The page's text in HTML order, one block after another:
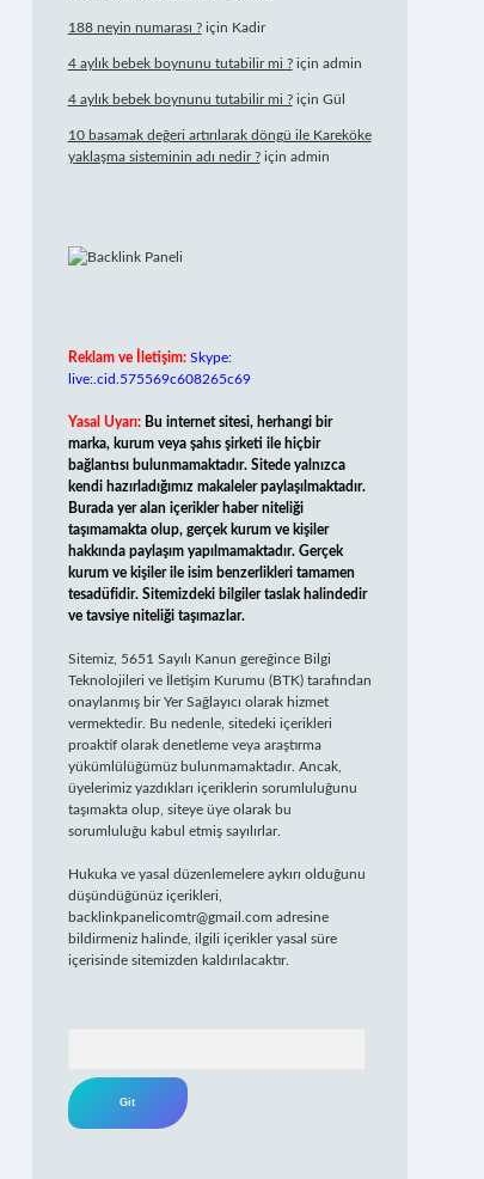
188 neyin numarası ?için Kadir
4 aylık bebek boynunu tutabilir mi ?için admin
4 aylık bebek boynunu tutabilir mi ?için Gül
10 basamak değeri artırılarak döngü ile Kareköke
yaklaşma sisteminin adı nedir ?için admin
Reklam ve İletişim: Skype:
live:.cid.575569c608265c69
Yasal Uyarı: Bu internet sitesi, herhangi bir
marka, kurum veya şahıs şirketi ile hiçbir
bağlantısı bulunmamaktadır. Sitede yalnızca
kendi hazırladığımız makaleler paylaşılmaktadır.
Burada yer alan içerikler haber niteliği
taşımamakta olup, gerçek kurum ve kişiler
hakkında paylaşım yapılmamaktadır. Gerçek
kurum ve kişiler ile isim benzerlikleri tamamen
tesadüfidir. Sitemizdeki bilgiler taslak halindedir
ve tavsiye niteliği taşımazlar.
Sitemiz, 5651 Sayılı Kanun gereğince Bilgi
Teknolojileri ve İletişim Kurumu (BTK) tarafından
onaylanmış bir Yer Sağlayıcı olarak hizmet
vermektedir. Bu nedenle, sitedeki içerikleri
proaktif olarak denetleme veya araştırma
yükümlülüğümüz bulunmamaktadır. Ancak,
üyelerimiz yazdıkları içeriklerin sorumluluğunu
taşımakta olup, siteye üye olarak bu
sorumluluğu kabul etmiş sayılırlar.
Hukuka ve yasal düzenlemelere aykırı olduğunu
düşündüğünüz içerikleri,
backlinkpanelicomtr@gmail.com adresine
bildirmeniz halinde, ilgili içerikler yasal süre
içerisinde sitemizden kaldırılacaktır.